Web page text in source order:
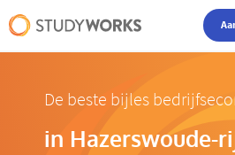
De beste bijles
in Hazerswoude-